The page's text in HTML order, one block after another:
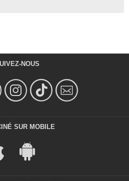
NOUS
SUR MOBILE